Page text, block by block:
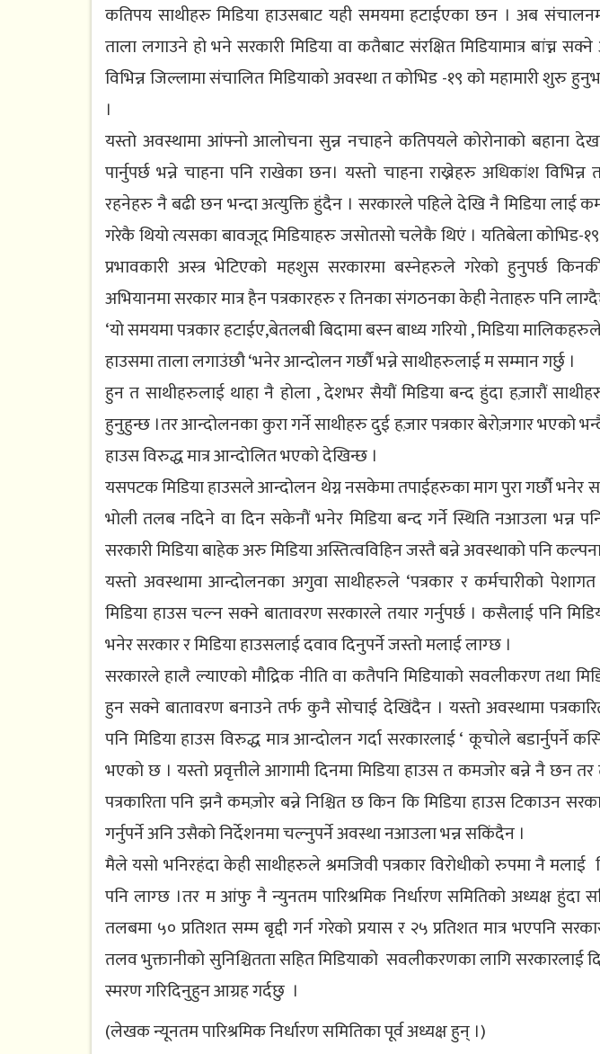
कतिपय साथीहरु मिडिया हाउसबाट यही समयमा हटाईएका छन । अब
ताला लगाउने हो भने सरकारी मिडिया वा कतैबाट संरक्षित मिडियामात्र बांच्न
विभिन्न जिल्लामा संचालित मिडियाको अवस्था त कोभिड -१९ को महामारी शुरु
।
यस्तो अवस्थामा आंफ्नो आलोचना सुन्न नचाहने कतिपयले कोरोनाको बहाना
पार्नुपर्छ भन्ने चाहना पनि राखेका छन। यस्तो चाहना राख्नेहरु अधिकांश विभिन्न
रहनेहरु नै बढी छन भन्दा अत्युक्ति हुंदैन । सरकारले पहिले देखि नै मिडिया लाई
गरेकै थियो त्यसका बावजूद मिडियाहरु जसोतसो चलेकै थिएं । यतिबेला कोभिड-१९
प्रभावकारी अस्त्र भेटिएको महशुस सरकारमा बस्नेहरुले गरेको हुनुपर्छ
अभियानमा सरकार मात्र हैन पत्रकारहरु र तिनका संगठनका केही नेताहरु पनि
‘यो समयमा पत्रकार हटाईए,बेतलबी बिदामा बस्न बाध्य गरियो , मिडिया
हाउसमा ताला लगाउंछौ ‘भनेर आन्दोलन गर्छौं भन्ने साथीहरुलाई म सम्मान गर्छु ।
हुन त साथीहरुलाई थाहा नै होला , देशभर सैयौं मिडिया बन्द हुंदा हज़ारौं
हुनुहुन्छ ।तर आन्दोलनका कुरा गर्ने साथीहरु दुई हज़ार पत्रकार बेरोज़गार भएको
हाउस विरुद्ध मात्र आन्दोलित भएको देखिन्छ ।
यसपटक मिडिया हाउसले आन्दोलन थेग्न नसकेमा तपाईहरुका माग पुरा गर्छौ भनेर
भोली तलब नदिने वा दिन सकेनौं भनेर मिडिया बन्द गर्ने स्थिति नआउला भन्न
सरकारी मिडिया बाहेक अरु मिडिया अस्तित्वविहिन जस्तै बन्ने अवस्थाको पनि
यस्तो अवस्थामा आन्दोलनका अगुवा साथीहरुले ‘पत्रकार र कर्मचारीको
मिडिया हाउस चल्न सक्ने बातावरण सरकारले तयार गर्नुपर्छ । कसैलाई पनि
भनेर सरकार र मिडिया हाउसलाई दवाव दिनुपर्ने जस्तो मलाई लाग्छ ।
सरकारले हालै ल्याएको मौद्रिक नीति वा कतैपनि मिडियाको सवलीकरण तथा
हुन सक्ने बातावरण बनाउने तर्फ कुनै सोचाई देखिंदैन । यस्तो अवस्थामा
पनि मिडिया हाउस विरुद्ध मात्र आन्दोलन गर्दा सरकारलाई ‘ कूचोले बडार्नुपर्ने
भएको छ । यस्तो प्रवृत्तीले आगामी दिनमा मिडिया हाउस त कमजोर बन्ने नै छन
पत्रकारिता पनि झनै कमज़ोर बन्ने निश्चित छ किन कि मिडिया हाउस टिकाउन
गर्नुपर्ने अनि उसैको निर्देशनमा चल्नुपर्ने अवस्था नआउला भन्न सकिंदैन ।
मैले यसो भनिरहंदा केही साथीहरुले श्रमजिवी पत्रकार विरोधीको रुपमा नै मलाई
पनि लाग्छ ।तर म आंफु नै न्युनतम पारिश्रमिक निर्धारण समितिको अध्यक्ष हुंदा
तलबमा ५० प्रतिशत सम्म बृद्दी गर्न गरेको प्रयास र २५ प्रतिशत मात्र भएपनि
तलव भुक्तानीको सुनिश्चितता सहित मिडियाको सवलीकरणका लागि सरकारलाई
स्मरण गरिदिनुहुन आग्रह गर्दछु ।
(लेखक न्यूनतम पारिश्रमिक निर्धारण समितिका पूर्व अध्यक्ष हुन् ।)